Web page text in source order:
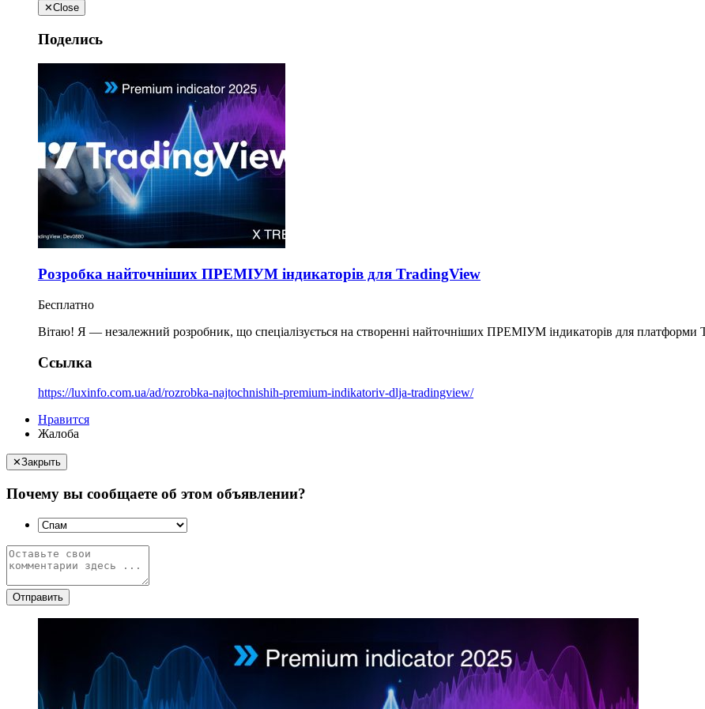
✕Close
Поделись
Розробка найточніших ПРЕМІУМ індикаторів для TradingView
Бесплатно
Вітаю! Я — незалежний розробник, що спеціалізується на створенні найточніших ПРЕМІУМ індикаторів для платформи
Ссылка
https://luxinfo.com.ua/ad/rozrobka-najtochnishih-premium-indikatoriv-dlja-tradingview/
Нравится
Жалоба
✕Закрыть
Почему вы сообщаете об этом объявлении?
Отправить